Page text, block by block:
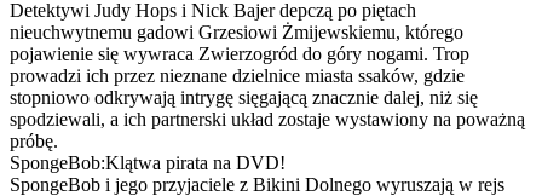
Detektywi Judy Hops i Nick Bajer depczą po piętach
nieuchwytnemu gadowi Grzesiowi Żmijewskiemu, którego
pojawienie się wywraca Zwierzogród do góry nogami. Trop
prowadzi ich przez nieznane dzielnice miasta ssaków, gdzie
stopniowo odkrywają intrygę sięgającą znacznie dalej, niż się
spodziewali, a ich partnerski układ zostaje wystawiony na poważną
próbę.
SpongeBob:Klątwa pirata na DVD!
SpongeBob i jego przyjaciele z Bikini Dolnego wyruszają w rejs